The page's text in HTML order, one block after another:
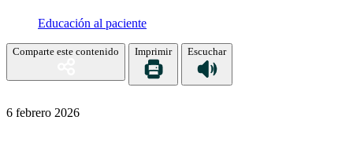
Educación al paciente
Comparte este contenido Imprimir Escuchar
6 febrero 2026